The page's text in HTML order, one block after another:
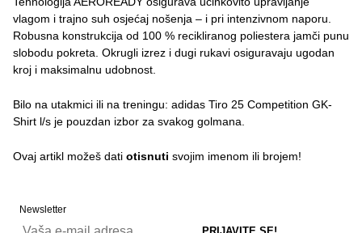
vlagom i trajno suh osjećaj nošenja – i pri intenzivnom naporu.
Robusna konstrukcija od 100 % recikliranog poliestera jamči punu
slobodu pokreta. Okrugli izrez i dugi rukavi osiguravaju ugodan
kroj i maksimalnu udobnost.
Bilo na utakmici ili na treningu: adidas Tiro 25 Competition GK-
Shirt l/s je pouzdan izbor za svakog golmana.
Ovaj artikl možeš dati otisnuti svojim imenom ili brojem!
Newsletter